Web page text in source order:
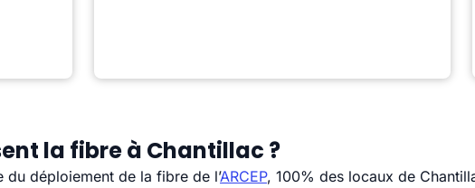
la fibre à Chantillac ?
déploiement de la fibre de l’ARCEP, 100% des locaux de